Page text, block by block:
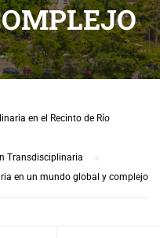
en el Recinto de Río
Transdisciplinaria
en un mundo global y complejo